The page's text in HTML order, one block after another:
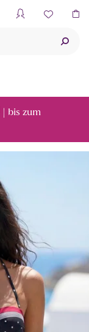
| bis zum